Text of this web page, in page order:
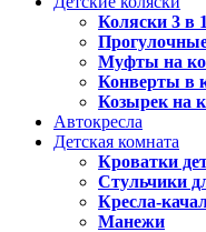
Коляски 3 в 1
Муфты на
Конверты в
Козырек на
Автокресла
Детская комната
Кроватки
Стульчики
Кресла-
Манежи